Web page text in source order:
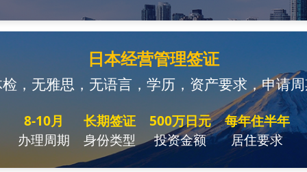
日本经营管理签证
，无雅思，无语言，学历，资产要求，申请
8-10月
办理周期
长期签证
身份类型
500万日元
投资金额
每年住半年
居住要求